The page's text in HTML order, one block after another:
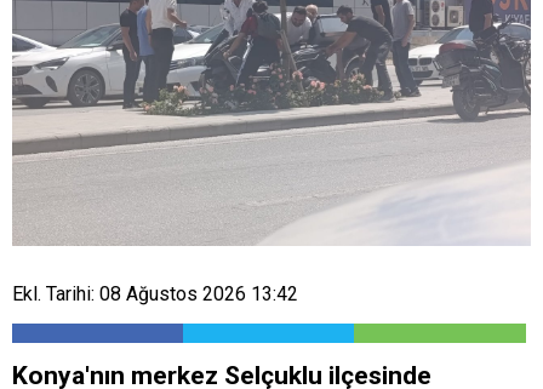
Ekl. Tarihi: 08 Ağustos 2026 13:42
Konya'nın merkez Selçuklu ilçesinde